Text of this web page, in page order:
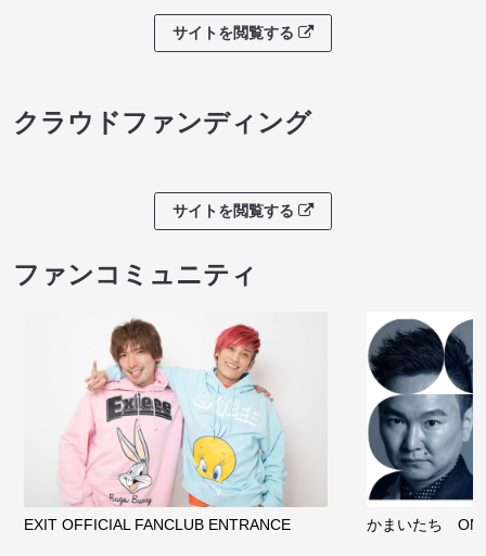
サイトを閲覧する
クラウドファンディング
サイトを閲覧する
ファンコミュニティ
EXIT OFFICIAL FANCLUB ENTRANCE かまいたち